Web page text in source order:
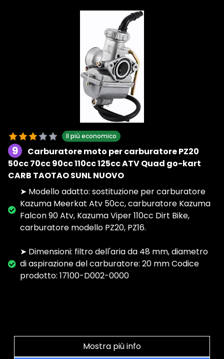
Il più economico
9
Carburatore moto per carburatore PZ20
50cc 70cc 90cc 110cc 125cc ATV Quad go-kart
CARB TAOTAO SUNL NUOVO
➤ Modello adatto: sostituzione per carburatore
Kazuma Meerkat Atv 50cc, carburatore Kazuma
Falcon 90 Atv, Kazuma Viper 110cc Dirt Bike,
carburatore modello PZ20, PZ16.
➤ Dimensioni: filtro dell'aria da 48 mm, diametro
di aspirazione del carburatore: 20 mm Codice
prodotto: 17100-D002-0000
Mostra più info